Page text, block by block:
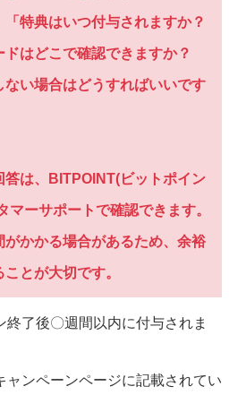
特典はいつ付与されますか？
ドはどこで確認できますか？
ない場合はどうすればいいです
答は、BITPOINT(ビットポイン
マーサポートで確認できます。
かかる場合があるため、余裕
とが大切です。
了後〇週間以内に付与されま
ャンペーンページに記載されてい